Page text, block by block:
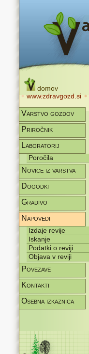
domov
www.zdravgozd.si
Varstvo gozdov
Priročnik
Laboratorij
Poročila
Novice iz varstva
Dogodki
Gradivo
Napovedi
Izdaje revije
Iskanje
Podatki o reviji
Objava v reviji
Povezave
Kontakti
Osebna izkaznica